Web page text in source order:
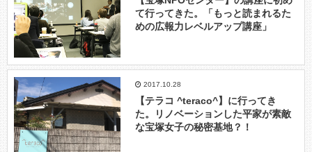
て行ってきた。「もっと読まれるた
めの広報力レベルアップ講座」
2017.10.28
【テラコ ^teraco^】に行ってき
た。リノベーションした平家が素敵
な宝塚女子の秘密基地？！